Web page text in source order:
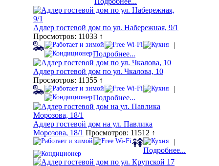
Адлер гостевой дом по ул. Набережная, 9/1
Просмотров: 11033 ↑
|
Подробнее...
Адлер гостевой дом по ул. Чкалова, 10
Просмотров: 11355 ↑
|
Подробнее...
Адлер гостевой дом на ул. Павлика
Морозова, 18/1 Просмотров: 11512 ↑
|
Подробнее...